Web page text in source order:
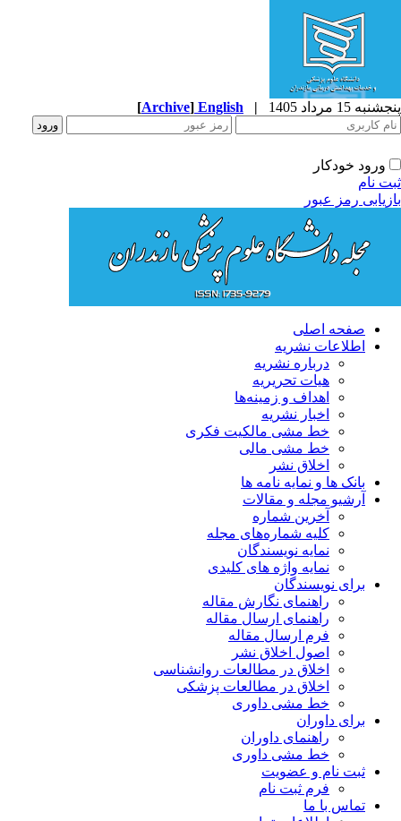
15 مرداد 1405 |
English
[Archive]
ورود خودکار
نام
رمز عبور
صفحه اصلی
اطلاعات نشریه
درباره نشریه
هیات تحریریه
اهداف و زمینه‌ها
اخبار نشریه
خط مشی مالکیت فکری
خط مشی مالی
اخلاق نشر
بانک ها و نمایه نامه ها
آرشیو مجله و مقالات
آخرین شماره
کلیه شماره‌های مجله
نمایه نویسندگان
نمایه واژه های کلیدی
برای نویسندگان
راهنمای نگارش مقاله
راهنمای ارسال مقاله
فرم ارسال مقاله
اصول اخلاق نشر
اخلاق در مطالعات روانشناسی
اخلاق در مطالعات پزشکی
خط مشی داوری
برای داوران
راهنمای داوران
خط مشی داوری
ثبت نام و عضویت
فرم ثبت نام
تماس با ما